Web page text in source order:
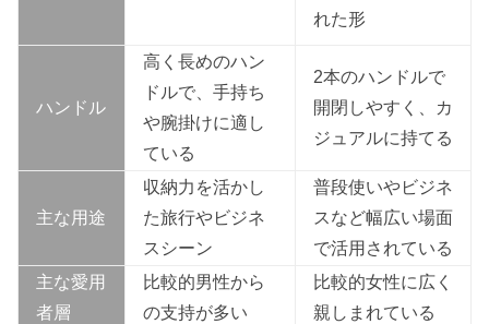
れた形
ハンドル
高く長めのハン
ドルで、手持ち
や腕掛けに適し
ている
2本のハンドルで
開閉しやすく、カ
ジュアルに持てる
主な用途
収納力を活かし
た旅行やビジネ
スシーン
普段使いやビジネ
スなど幅広い場面
で活用されている
主な愛用
者層
比較的男性から
の支持が多い
比較的女性に広く
親しまれている